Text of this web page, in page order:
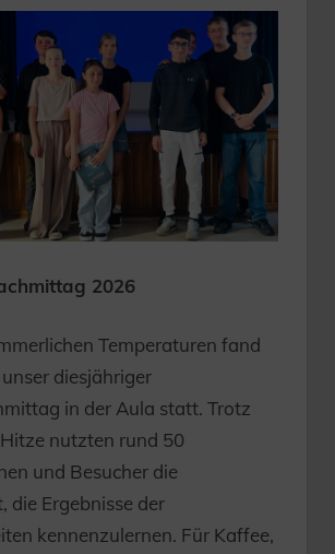
2026
Temperaturen fand
diesjähriger
in der Aula statt. Trotz
nutzten rund 50
und Besucher die
die Ergebnisse der
kennenzulernen. Für Kaffee,